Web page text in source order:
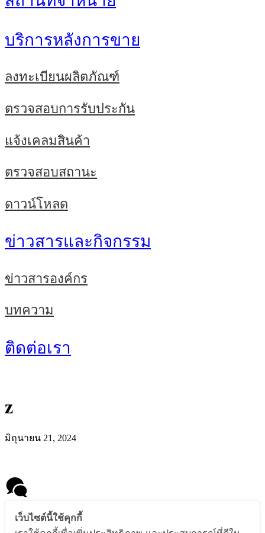
บริการหลังการขาย
ลงทะเบียนผลิตภัณฑ์
ตรวจสอบการรับประกัน
แจ้งเคลมสินค้า
ตรวจสอบสถานะ
ดาวน์โหลด
ข่าวสารและกิจกรรม
ข่าวสารองค์กร
บทความ
ติดต่อเรา
z
มิถุนายน 21, 2024
Message us
เว็บไซต์นี้ใช้คุกกี้